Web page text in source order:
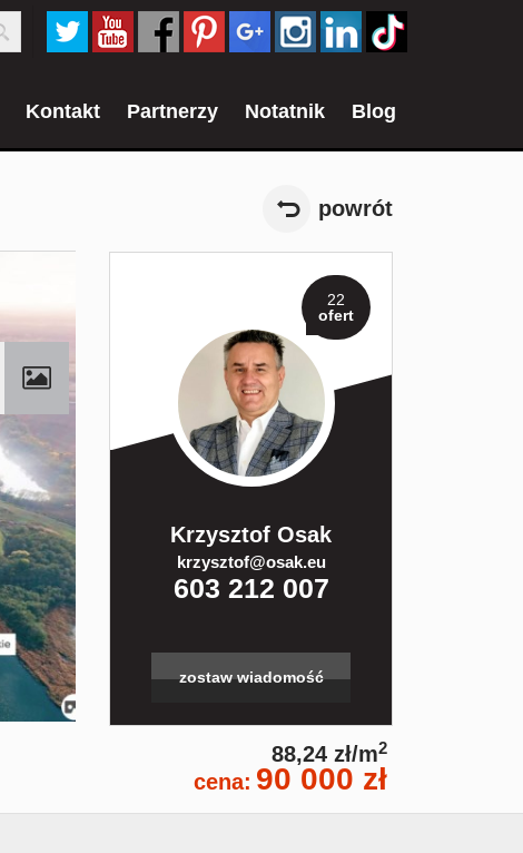
Kontakt Partnerzy Notatnik Blog
powrót
22
ofert
Krzysztof Osak
krzysztof@osak.eu
603 212 007
zostaw wiadomość
88,24 zł/m2
cena: 90 000 zł